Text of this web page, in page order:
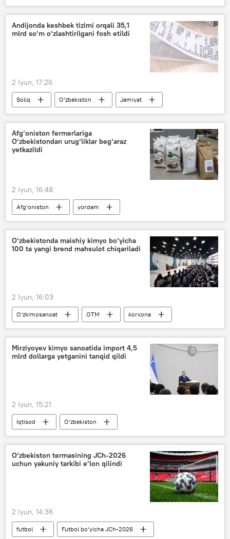
iqlim o‘zgarishi
Ekologiya va iqlim o‘zgarishi milliy qo‘mitasi
Jamiyat
Samarqand
Andijonda keshbek tizimi orqali 35,1
mlrd so‘m o‘zlashtirilgani fosh etildi
2 Iyun, 17:26
Soliq O‘zbekiston
Jamiyat
Jinoyat kodeksi
savdo
Soliq qo‘mitasi
Afg‘oniston fermerlariga
O‘zbekistondan urug‘liklar beg‘araz
yetkazildi
2 Iyun, 16:48
Afg‘oniston
yordam
Qishloq xo‘jaligi vazirligi
sholi
chigit
Jamiyat O‘zbekiston
O‘zbekistonda maishiy kimyo bo‘yicha
100 ta yangi brend mahsulot chiqariladi
2 Iyun, 16:03
O‘zkimosanoat OTM
korxona
Shavkat Mirziyoyev
Iqtisod
hamkorlik
Mirziyoyev kimyo sanoatida import 4,5
mlrd dollarga yetganini tanqid qildi
2 Iyun, 15:21
Iqtisod
O‘zbekiston
Shavkat Mirziyoyev
OTM
"Navoiyazot" AJ
O‘zkimosanoat
O‘zbekiston termasining JCh-2026
uchun yakuniy tarkibi e’lon qilindi
2 Iyun, 14:36
futbol Futbol bo‘yicha JCh-2026